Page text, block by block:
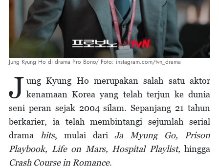
Jung Kyung Ho di drama Pro Bono/ Foto: instagram.com/tvn_drama
J ung Kyung Ho merupakan salah satu aktor
kenamaan Korea yang telah terjun ke dunia
seni peran sejak 2004 silam. Sepanjang 21 tahun
berkarier, ia telah membintangi sejumlah serial
drama
hits, mulai dari Ja Myung Go, Prison
Playbook, Life on Mars, Hospital Playlist, hingga
Crash Course in Romance.